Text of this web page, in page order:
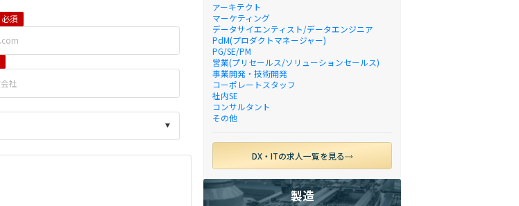
必須
アーキテクト
マーケティング
データサイエンティスト/データエンジニア
PdM(プロダクトマネージャー)
PG/SE/PM
営業(プリセールス/ソリューションセールス)
事業開発・技術開発
コーポレートスタッフ
社内SE
コンサルタント
その他
DX・ITの求人一覧を見る
製造